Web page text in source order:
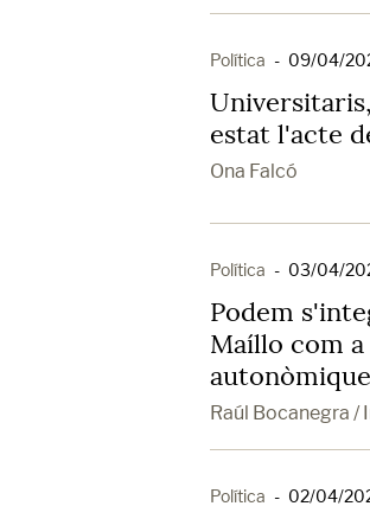
Política - 09/04/
estat l'acte
Ona Falcó
Política - 03/04/
Podem
Maíllo com
Raúl Bocanegra /
Política - 02/04/